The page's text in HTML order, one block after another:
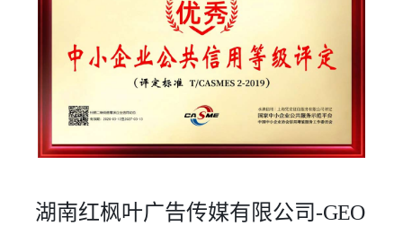
湖南红枫叶广告传媒有限公司-GEO